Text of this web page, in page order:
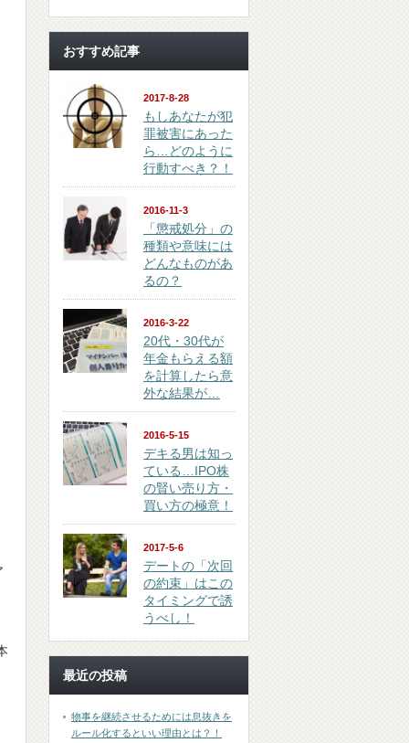
おすすめ記事
2017-8-28
もしあなたが犯
罪被害にあった
ら…どのように
行動すべき？！
2016-11-3
「懲戒処分」の
種類や意味には
どんなものがあ
るの？
2016-3-22
20代・30代が
年金もらえる額
を計算したら意
外な結果が…
2016-5-15
デキる男は知っ
ている…IPO株
の賢い売り方・
買い方の極意！
2017-5-6
デートの「次回
の約束」はこの
タイミングで誘
うべし！
最近の投稿
物事を継続させるためには息抜きを
ルール化するといい理由とは？！